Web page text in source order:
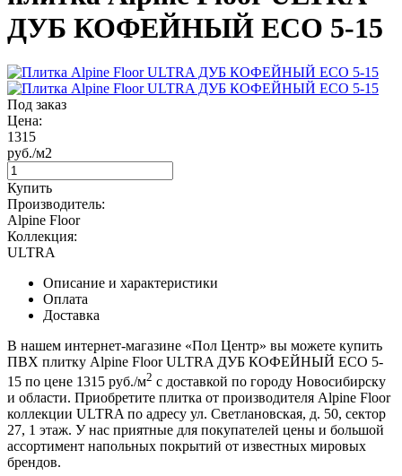
ДУБ КОФЕЙНЫЙ ECO 5-15
Под заказ
Цена:
1315
руб./м2
Купить
Производитель:
Alpine Floor
Коллекция:
ULTRA
Описание и характеристики
Оплата
Доставка
В нашем интернет-магазине «Пол Центр» вы можете купить
ПВХ плитку Alpine Floor ULTRA ДУБ КОФЕЙНЫЙ ECO 5-
15 по цене 1315 руб./м2 с доставкой по городу Новосибирску
и области. Приобретите плитка от производителя Alpine Floor
коллекции ULTRA по адресу ул. Светлановская, д. 50, сектор
27, 1 этаж. У нас приятные для покупателей цены и большой
ассортимент напольных покрытий от известных мировых
брендов.